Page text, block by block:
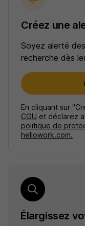
Créez une
Soyez alerté
recherche dès
En cliquant sur
CGU et déclarez
politique de
hellowork.com.
Élargissez